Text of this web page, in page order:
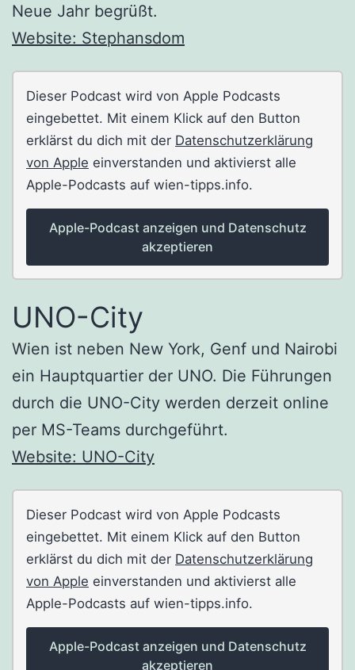
Neue Jahr begrüßt.
Website: Stephansdom
Dieser Podcast wird von Apple Podcasts
eingebettet. Mit einem Klick auf den Button
erklärst du dich mit der Datenschutzerklärung
von Apple einverstanden und aktivierst alle
Apple-Podcasts auf wien-tipps.info.
Apple-Podcast anzeigen und Datenschutz
akzeptieren
UNO-City
Wien ist neben New York, Genf und Nairobi
ein Hauptquartier der UNO. Die Führungen
durch die UNO-City werden derzeit online
per MS-Teams durchgeführt.
Website: UNO-City
Dieser Podcast wird von Apple Podcasts
eingebettet. Mit einem Klick auf den Button
erklärst du dich mit der Datenschutzerklärung
von Apple einverstanden und aktivierst alle
Apple-Podcasts auf wien-tipps.info.
Apple-Podcast anzeigen und Datenschutz
akzeptieren